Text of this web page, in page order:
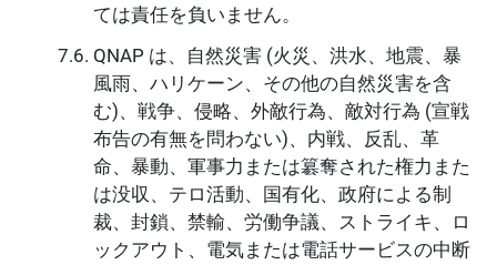
ては責任を負いません。
QNAP は、自然災害 (火災、洪水、地震、暴
風雨、ハリケーン、その他の自然災害を含
む)、戦争、侵略、外敵行為、敵対行為 (宣戦
布告の有無を問わない)、内戦、反乱、革
命、暴動、軍事力または簒奪された権力また
は没収、テロ活動、国有化、政府による制
裁、封鎖、禁輸、労働争議、ストライキ、ロ
ックアウト、電気または電話サービスの中断